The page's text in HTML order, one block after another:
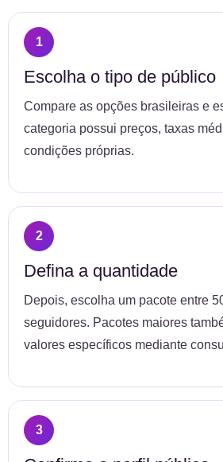
Escolha o tipo de público
Compare as opções brasileiras e
categoria possui preços, taxas
condições próprias.
Defina a quantidade
Depois, escolha um pacote entre
seguidores. Pacotes maiores
valores específicos mediante